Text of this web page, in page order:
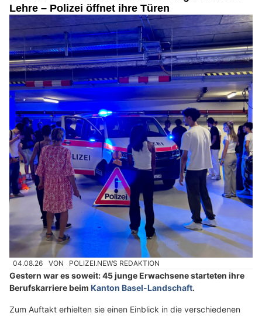
Lehre – Polizei öffnet ihre Türen
04.08.26 VON POLIZEI.NEWS REDAKTION
Gestern war es soweit: 45 junge Erwachsene starteten ihre
Berufskarriere beim Kanton Basel-Landschaft.
Zum Auftakt erhielten sie einen Einblick in die verschiedenen